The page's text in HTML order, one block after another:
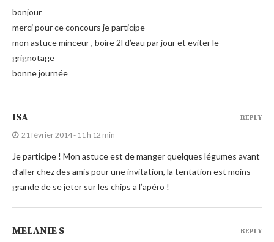
bonjour
merci pour ce concours je participe
mon astuce minceur , boire 2l d’eau par jour et eviter le
grignotage
bonne journée
ISA
21 février 2014 - 11 h 12 min
Je participe ! Mon astuce est de manger quelques légumes avant
d’aller chez des amis pour une invitation, la tentation est moins
grande de se jeter sur les chips a l’apéro !
REPLY
MELANIE S REPLY